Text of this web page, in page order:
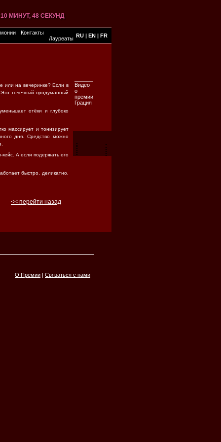
МИНУТ, 48 СЕКУНД
МИНУТ, 48 СЕКУНД
МИНУТ, 48 СЕКУНД
МИНУТ, 48 СЕКУНД
МИНУТ, 48 СЕКУНД
МИНУТ, 48 СЕКУНД
МИНУТ, 48 СЕКУНД
МИНУТ, 48 СЕКУНД
МИНУТ, 48 СЕКУНД
МИНУТ, 48 СЕКУНД
Контакты
Лауреаты RU | EN | FR
или на вечеринке? Если в
точечный продуманный
отёки и глубоко
массирует и тонизирует
дня. Средство можно
кейс. А если подержать его
быстро, деликатно,
<< перейти назад
Видео
о
премии
Грация
О Премии | Связаться с нами